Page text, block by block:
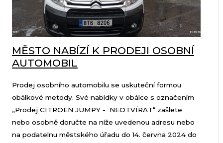
MĚSTO NABÍZÍ K PRODEJI OSOBNÍ
AUTOMOBIL
Prodej osobního automobilu se uskuteční formou
obálkové metody. Své nabídky v obálce s označením
„Prodej CITROEN JUMPY - NEOTVÍRAT“ zašlete
nebo osobně doručte na níže uvedenou adresu nebo
na podatelnu městského úřadu do 14. června 2024 do